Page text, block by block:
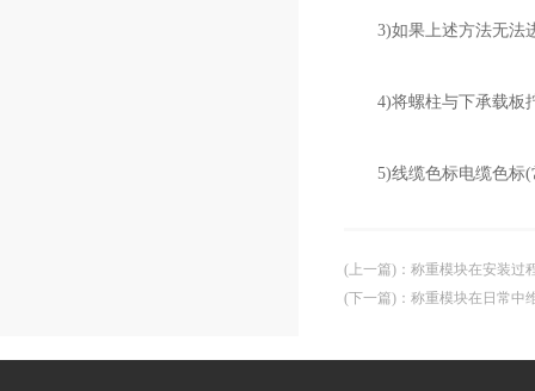
3)如果上述方法无法进
4)将螺柱与下承载板拧
5)线缆色标电缆色标(
(上一篇) ： 称重模块在安装过
(下一篇) ： 称重模块在日常中